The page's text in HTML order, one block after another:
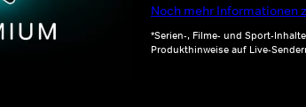
Noch mehr Informationen
*Serien-, Filme- und Sport-
Produkthinweise auf Live-